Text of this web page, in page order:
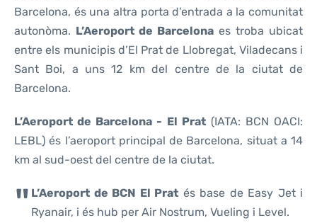
Barcelona, és una altra porta d’entrada a la comunitat
autonòma. L’Aeroport de Barcelona es troba ubicat
entre els municipis d’El Prat de Llobregat, Viladecans i
Sant Boi, a uns 12 km del centre de la ciutat de
Barcelona.
L’Aeroport de Barcelona - El Prat(IATA: BCN OACI:
LEBL) és l’aeroport principal de Barcelona, situat a 14
km al sud-oest del centre de la ciutat.
L’Aeroport de BCN El Prat és base de Easy Jet i
Ryanair, i és hub per Air Nostrum, Vueling i Level.